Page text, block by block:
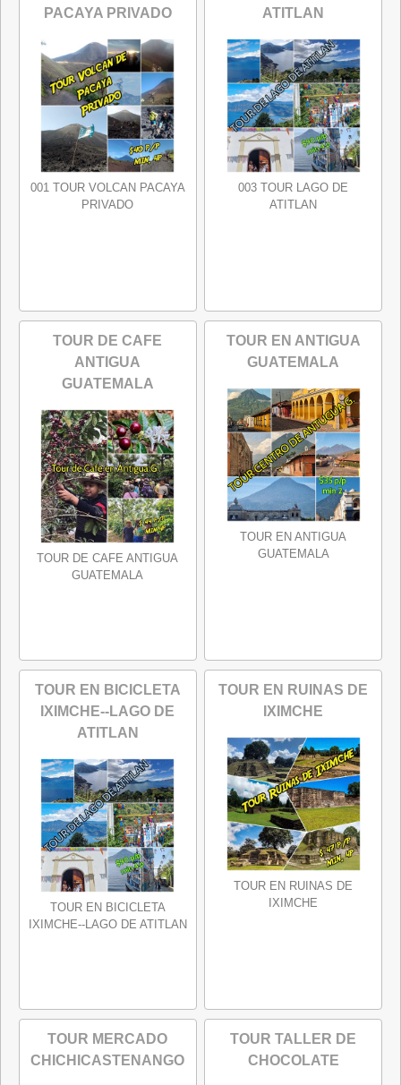
PACAYA PRIVADO
001 TOUR VOLCAN PACAYA
PRIVADO
ATITLAN
003 TOUR LAGO DE
ATITLAN
TOUR DE CAFE
ANTIGUA
GUATEMALA
TOUR DE CAFE ANTIGUA
GUATEMALA
TOUR EN ANTIGUA
GUATEMALA
TOUR EN ANTIGUA
GUATEMALA
TOUR EN BICICLETA
IXIMCHE--LAGO DE
ATITLAN
TOUR EN BICICLETA
IXIMCHE--LAGO DE ATITLAN
TOUR EN RUINAS DE
IXIMCHE
TOUR EN RUINAS DE
IXIMCHE
TOUR MERCADO
CHICHICASTENANGO
TOUR TALLER DE
CHOCOLATE